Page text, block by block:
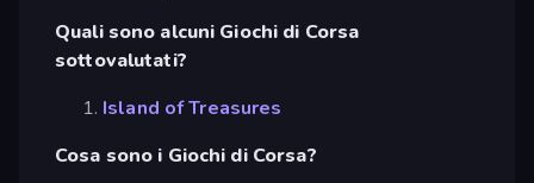
Quali sono alcuni Giochi di Corsa
sottovalutati?
Island of Treasures
Cosa sono i Giochi di Corsa?